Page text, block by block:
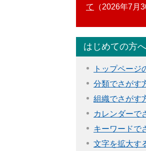
て
2026年7月
はじめての方へ
トップページ
分類でさがす
組織でさがす
カレンダーで
キーワードで
文字を拡大す